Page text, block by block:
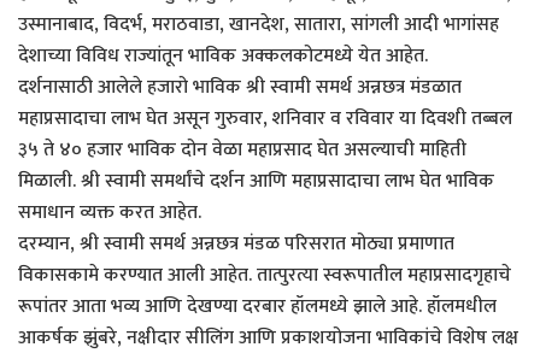
उस्मानाबाद, विदर्भ, मराठवाडा, खानदेश, सातारा, सांगली आदी भागांसह
देशाच्या विविध राज्यांतून भाविक अक्कलकोटमध्ये येत आहेत.
दर्शनासाठी आलेले हजारो भाविक श्री स्वामी समर्थ अन्नछत्र मंडळात
महाप्रसादाचा लाभ घेत असून गुरुवार, शनिवार व रविवार या दिवशी तब्बल
३५ ते ४० हजार भाविक दोन वेळा महाप्रसाद घेत असल्याची माहिती
मिळाली. श्री स्वामी समर्थांचे दर्शन आणि महाप्रसादाचा लाभ घेत भाविक
समाधान व्यक्त करत आहेत.
दरम्यान, श्री स्वामी समर्थ अन्नछत्र मंडळ परिसरात मोठ्या प्रमाणात
विकासकामे करण्यात आली आहेत. तात्पुरत्या स्वरूपातील महाप्रसादगृहाचे
रूपांतर आता भव्य आणि देखण्या दरबार हॉलमध्ये झाले आहे. हॉलमधील
आकर्षक झुंबरे, नक्षीदार सीलिंग आणि प्रकाशयोजना भाविकांचे विशेष लक्ष